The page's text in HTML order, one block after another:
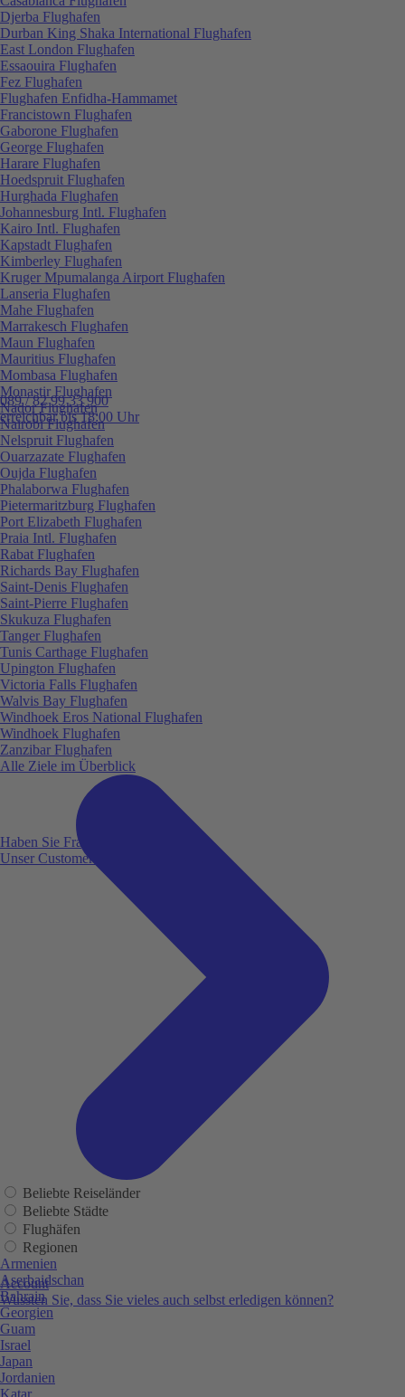
089 / 82 99 33 900
erreichbar bis 18:00 Uhr
Haben Sie Fragen?
Unser Customer Service ist für Sie da!
Account
Wussten Sie, dass Sie vieles auch selbst erledigen können?
Djerba Flughafen
Durban King Shaka International Flughafen
East London Flughafen
Essaouira Flughafen
Fez Flughafen
Flughafen Enfidha-Hammamet
Francistown Flughafen
Gaborone Flughafen
George Flughafen
Harare Flughafen
Hoedspruit Flughafen
Hurghada Flughafen
Johannesburg Intl. Flughafen
Kairo Intl. Flughafen
Kapstadt Flughafen
Kimberley Flughafen
Kruger Mpumalanga Airport Flughafen
Lanseria Flughafen
Mahe Flughafen
Marrakesch Flughafen
Maun Flughafen
Mauritius Flughafen
Mombasa Flughafen
Monastir Flughafen
Nador Flughafen
Nairobi Flughafen
Nelspruit Flughafen
Ouarzazate Flughafen
Oujda Flughafen
Phalaborwa Flughafen
Pietermaritzburg Flughafen
Port Elizabeth Flughafen
Praia Intl. Flughafen
Rabat Flughafen
Richards Bay Flughafen
Saint-Denis Flughafen
Saint-Pierre Flughafen
Skukuza Flughafen
Tanger Flughafen
Tunis Carthage Flughafen
Upington Flughafen
Victoria Falls Flughafen
Walvis Bay Flughafen
Windhoek Eros National Flughafen
Windhoek Flughafen
Zanzibar Flughafen
Alle Ziele im Überblick
Beliebte Reiseländer
Beliebte Städte
Flughäfen
Regionen
Armenien
Aserbaidschan
Bahrain
Georgien
Guam
Israel
Japan
Jordanien
Katar